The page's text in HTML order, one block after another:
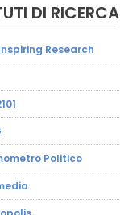
DI RICERCA
Research
Politico